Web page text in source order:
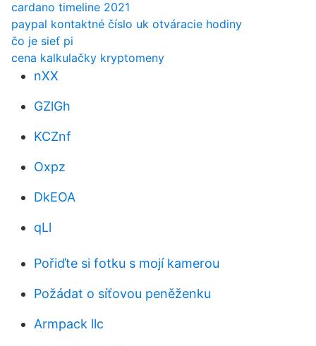
cardano timeline 2021
paypal kontaktné číslo uk otváracie hodiny
čo je sieť pi
cena kalkulačky kryptomeny
nXX
GZlGh
KCZnf
Oxpz
DkEOA
qLl
Pořiďte si fotku s mojí kamerou
Požádat o síťovou peněženku
Armpack llc